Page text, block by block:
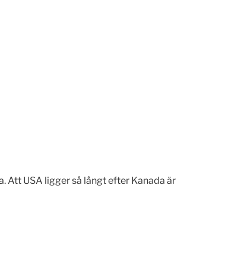
Att USA ligger så långt efter Kanada är